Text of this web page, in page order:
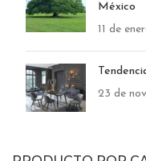
México
11 de
23 de